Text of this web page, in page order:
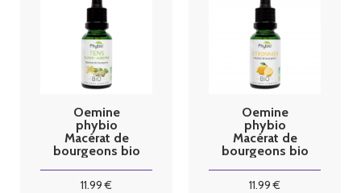
Oemine
phybio
Macérat de
bourgeons bio
11.99 €
Oemine
phybio
Macérat de
bourgeons bio
11.99 €